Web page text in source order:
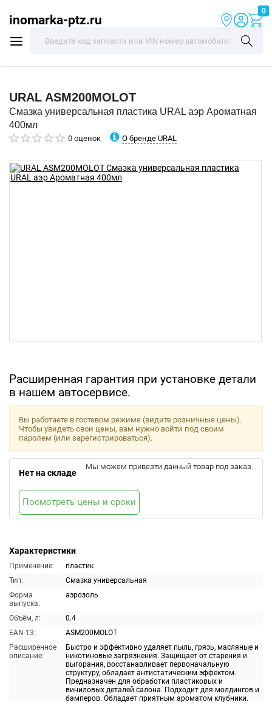
inomarka-ptz.ru
0
URAL ASM200MOLOT
Смазка универсальная пластика URAL аэр Ароматная
400мл
0 оценок О бренде URAL
Расширенная гарантия при установке детали
в нашем автосервисе.
Характеристики
Применение:
пластик
Тип:
Смазка универсальная
Форма
выпуска:
аэрозоль
Объём, л:
0.4
EAN-13:
ASM200MOLOT
Расширенное
описание:
Быстро и эффективно удаляет пыль, грязь, масляные и
никотиновые загрязнения. Защищает от старения и
выгорания, восстанавливает первоначальную
структуру, обладает антистатическим эффектом.
Предназначен для обработки пластиковых и
виниловых деталей салона. Подходит для молдингов и
бамперов. Обладает приятным ароматом клубники.
Вы работаете в гостевом режиме (видите розничные цены).
Чтобы увидеть свои цены, вам нужно войти под своим
паролем (или зарегистрироваться).
Нет на складе
Мы можем привезти данный товар под заказ.
Посмотреть цены и сроки